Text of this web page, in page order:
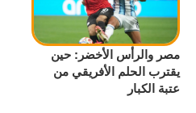
مصر والرأس الأخضر: حين
يقترب الحلم الأفريقي من
عتبة الكبار